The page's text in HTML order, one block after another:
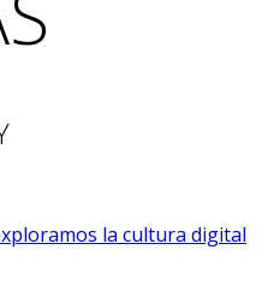
la cultura digital